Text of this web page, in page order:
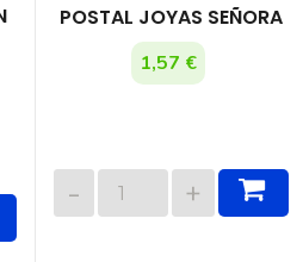
POSTAL JOYAS SEÑORA
1,57 €